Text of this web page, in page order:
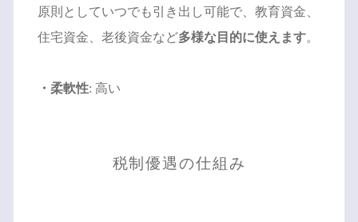
原則としていつでも引き出し可能で、教育資金、
住宅資金、老後資金など多様な目的に使えます。
・柔軟性: 高い
税制優遇の仕組み